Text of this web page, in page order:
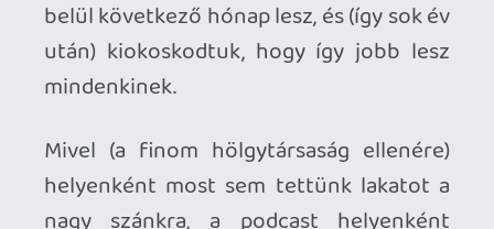
Amivel rögtön hallgathatod: a lejátszó,
amivel később: kapd le a linkről az mp3
Letöltés: Gamer365 podcast 2014
november